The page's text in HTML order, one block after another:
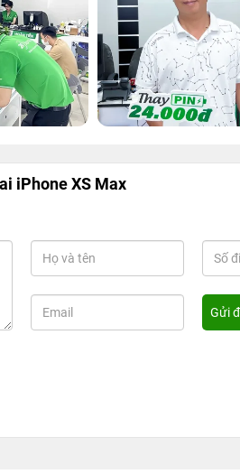
iPhone XS Max